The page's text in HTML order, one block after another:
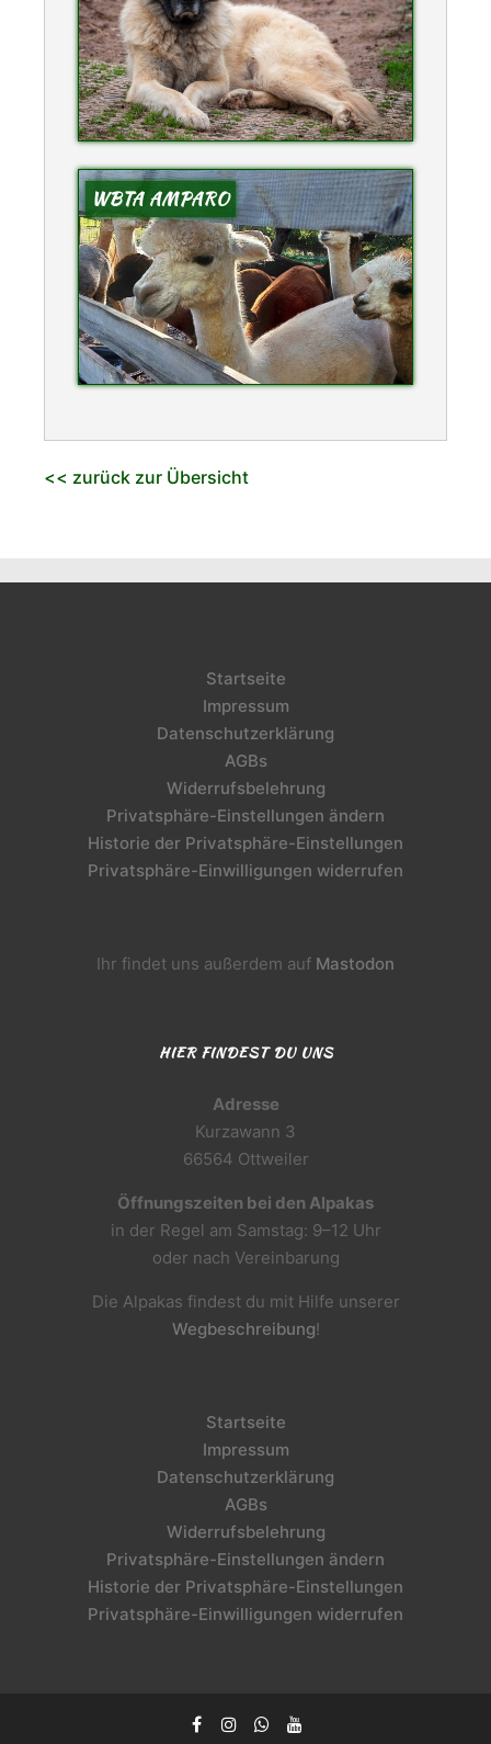
WBTA AMPARO
<< zurück zur Übersicht
Startseite
Impressum
Datenschutzerklärung
AGBs
Widerrufsbelehrung
Privatsphäre-Einstellungen ändern
Historie der Privatsphäre-Einstellungen
Privatsphäre-Einwilligungen widerrufen
Ihr findet uns außerdem auf Mastodon
HIER FINDEST DU UNS
Adresse
Kurzawann 3
66564 Ottweiler
Öffnungszeiten bei den Alpakas
in der Regel am Samstag: 9–12 Uhr
oder nach Vereinbarung
Die Alpakas findest du mit Hilfe unserer
Wegbeschreibung!
Startseite
Impressum
Datenschutzerklärung
AGBs
Widerrufsbelehrung
Privatsphäre-Einstellungen ändern
Historie der Privatsphäre-Einstellungen
Privatsphäre-Einwilligungen widerrufen